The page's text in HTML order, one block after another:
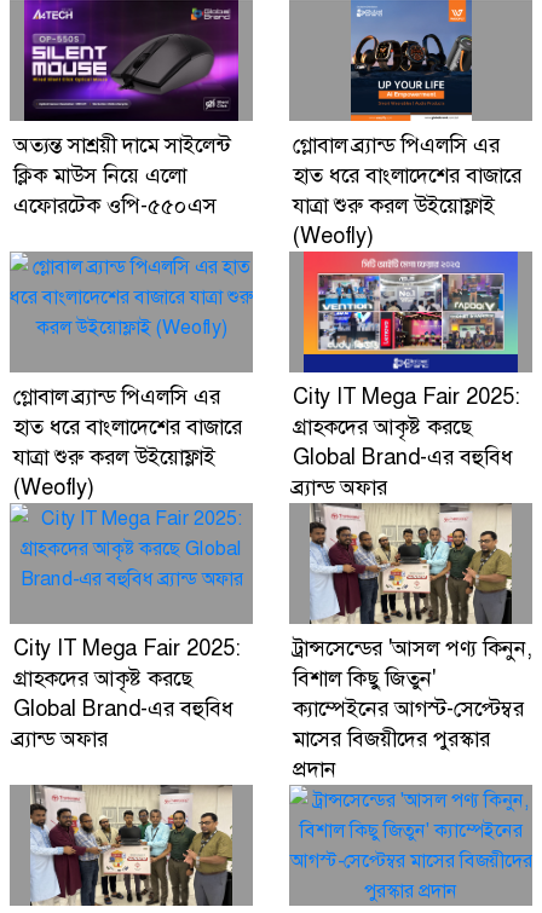
গ্লোবাল ব্র্যান্ড পিএলসি নিয়ে এলো লেনোভো ঈদ
ফেস্টিভাল অফার
Digital Economy Can Power Inclusive
Growth and Innovation
অত্যন্ত সাশ্রয়ী দামে সাইলেন্ট
ক্লিক মাউস নিয়ে এলো
এফোরটেক ওপি-৫৫০এস
গ্লোবাল ব্র্যান্ড পিএলসি এর
হাত ধরে বাংলাদেশের বাজারে
যাত্রা শুরু করল উইয়োফ্লাই
(Weofly)
গ্লোবাল ব্র্যান্ড পিএলসি এর
হাত ধরে বাংলাদেশের বাজারে
যাত্রা শুরু করল উইয়োফ্লাই
(Weofly)
City IT Mega Fair 2025:
গ্রাহকদের আকৃষ্ট করছে
Global Brand-এর বহুবিধ
ব্র্যান্ড অফার
City IT Mega Fair 2025:
গ্রাহকদের আকৃষ্ট করছে
Global Brand-এর বহুবিধ
ব্র্যান্ড অফার
ট্রান্সসেন্ডের 'আসল পণ্য কিনুন,
বিশাল কিছু জিতুন'
ক্যাম্পেইনের আগস্ট-সেপ্টেম্বর
মাসের বিজয়ীদের পুরস্কার
প্রদান